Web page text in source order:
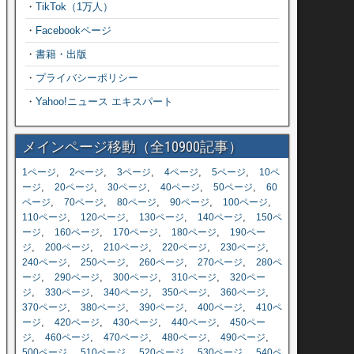
・ TikTok（1万人）
・ Facebookページ
・ 書籍・出版
・ プライバシーポリシー
・ Yahoo!ニュース エキスパート
メインページ移動（全10900記事）
1ページ, 2ぺージ, 3ページ, 4ページ, 5ページ,
10ペ
ージ, 20ページ, 30ページ, 40ページ, 50ページ, 60
ページ, 70ページ, 80ページ, 90ページ, 100ページ,
110ページ, 120ページ, 130ページ, 140ページ,
150ペ
ージ, 160ページ, 170ページ, 180ページ,
190ペー
ジ, 200ページ, 210ページ, 220ページ, 230ページ,
240ページ, 250ページ, 260ページ, 270ページ, 280ペ
ージ, 290ページ, 300ページ, 310ページ, 320ペー
ジ, 330ページ, 340ページ, 350ページ, 360ページ,
370ページ, 380ページ, 390ページ, 400ページ, 410ペ
ージ, 420ページ, 430ページ, 440ページ, 450ペー
ジ, 460ページ, 470ページ, 480ページ, 490ページ,